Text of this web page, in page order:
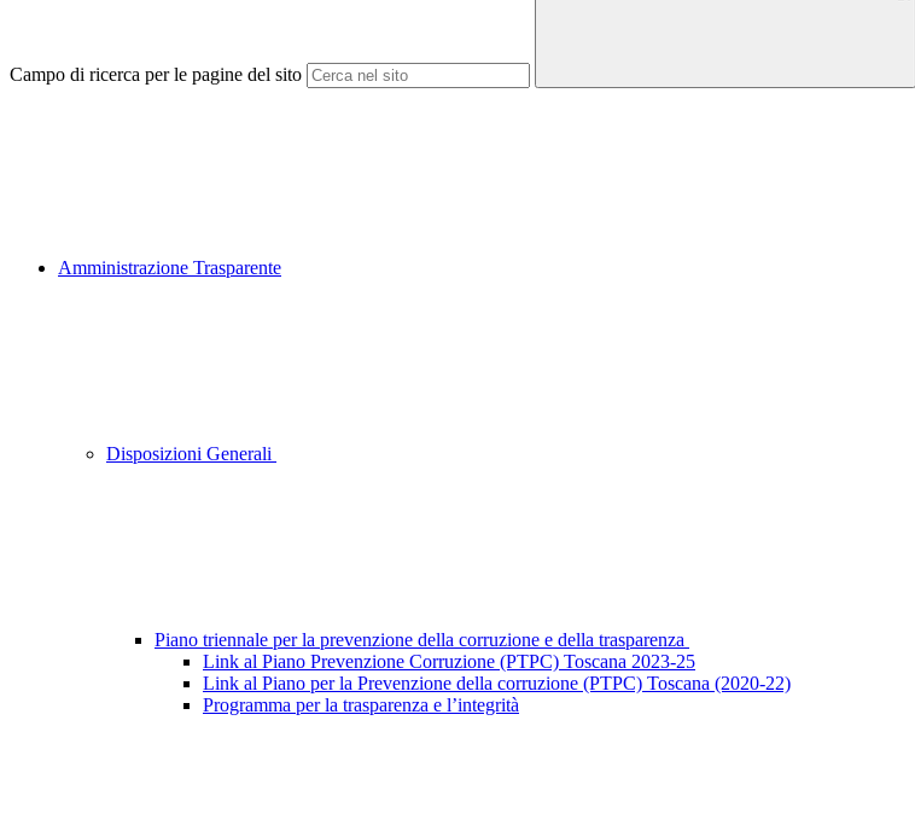
Campo di ricerca per le pagine del sito
Amministrazione Trasparente
Disposizioni Generali
Piano triennale per la prevenzione della corruzione e della trasparenza
Link al Piano Prevenzione Corruzione (PTPC) Toscana 2023-25
Link al Piano per la Prevenzione della corruzione (PTPC) Toscana (2020-22)
Programma per la trasparenza e l’integrità